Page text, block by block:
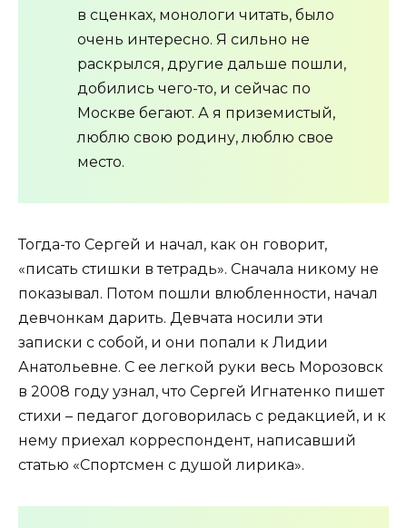
в сценках, монологи читать, было
очень интересно. Я сильно не
раскрылся, другие дальше пошли,
добились чего-то, и сейчас по
Москве бегают. А я приземистый,
люблю свою родину, люблю свое
место.
Тогда-то Сергей и начал, как он говорит,
«писать стишки в тетрадь». Сначала никому не
показывал. Потом пошли влюбленности, начал
девчонкам дарить. Девчата носили эти
записки с собой, и они попали к Лидии
Анатольевне. С ее легкой руки весь Морозовск
в 2008 году узнал, что Сергей Игнатенко пишет
стихи – педагог договорилась с редакцией, и к
нему приехал корреспондент, написавший
статью «Спортсмен с душой лирика».